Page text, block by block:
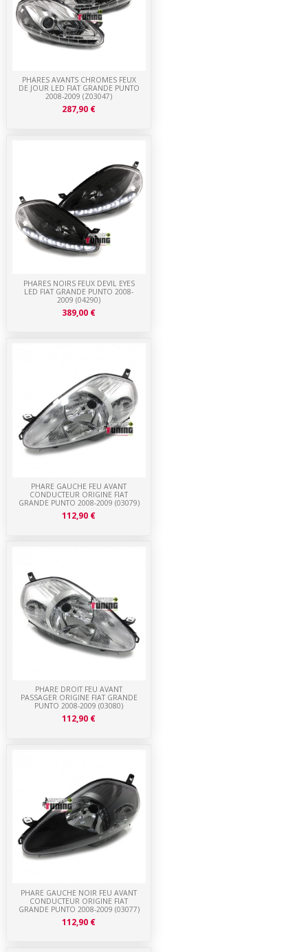
PHARE GAUCHE NOIR FEU AVANT
CONDUCTEUR ORIGINE FIAT
GRANDE PUNTO 2008-2009 (03077)
112,90 €
PHARE DROIT FEU AVANT
PASSAGER ORIGINE FIAT GRANDE
PUNTO 2008-2009 (03080)
112,90 €
PHARE GAUCHE FEU AVANT
CONDUCTEUR ORIGINE FIAT
GRANDE PUNTO 2008-2009 (03079)
112,90 €
PHARES NOIRS FEUX DEVIL EYES
LED FIAT GRANDE PUNTO 2008-
2009 (04290)
389,00 €
PHARES AVANTS CHROMES FEUX
DE JOUR LED FIAT GRANDE PUNTO
2008-2009 (Z03047)
287,90 €